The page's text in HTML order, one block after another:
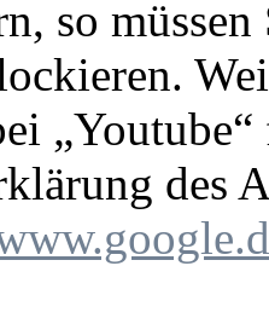
so
des